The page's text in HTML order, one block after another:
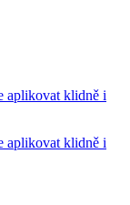
aplikovat klidně i
aplikovat klidně i